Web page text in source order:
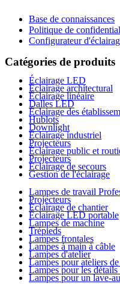
Base de connaissances
Politique de
Configurateur
Catégories de produits
Éclairage LED
Éclairage architectural
Éclairage linéaire
Dalles LED
Éclairage des
Hublots
Downlight
Éclairage industriel
Projecteurs
Éclairage public et
Projecteurs
Éclairage de secours
Gestion de l'éclairage
Lampes de travail
Projecteurs
Éclairage de chantier
Éclairage LED portable
Lampes de machine
Trépieds
Lampes frontales
Lampes à main à câble
Lampes d'atelier
Lampes pour ateliers
Lampes pour les
Lampes pour un lave-